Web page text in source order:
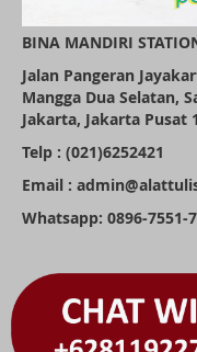
BINA MANDIRI
Jalan Pangeran
Mangga Dua Selatan,
Jakarta, Jakarta Pusat
Telp : (021)6252421
Email :
Whatsapp: 0896-7551-